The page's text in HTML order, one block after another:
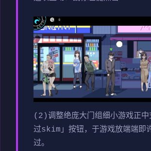
(2)调整绝庞大门组细小游戏正中
过skim」按钮，于游戏放端端即
过。